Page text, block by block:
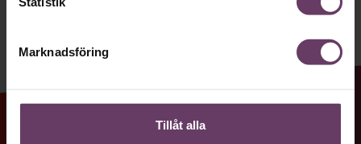
Marknadsföring
Tillåt alla